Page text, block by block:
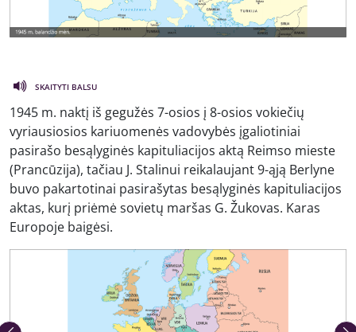
SKAITYTI BALSU
1945 m. naktį iš gegužės 7-osios į 8-osios vokiečių
vyriausiosios kariuomenės vadovybės įgaliotiniai
pasirašo besąlyginės kapituliacijos aktą Reimso mieste
(Prancūzija), tačiau J. Stalinui reikalaujant 9-ąją Berlyne
buvo pakartotinai pasirašytas besąlyginės kapituliacijos
aktas, kurį priėmė sovietų maršas G. Žukovas. Karas
Europoje baigėsi.